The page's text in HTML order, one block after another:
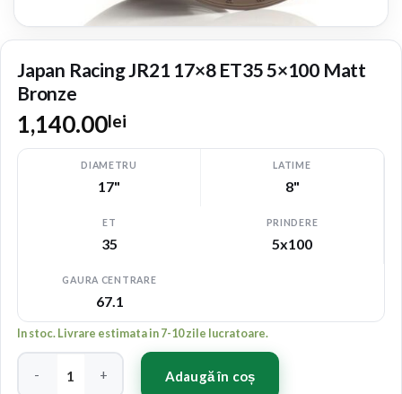
Japan Racing JR21 17×8 ET35 5×100 Matt
Bronze
1,140.00lei
DIAMETRU
17"
LATIME
8"
ET
35
PRINDERE
5x100
GAURA CENTRARE
67.1
In stoc. Livrare estimata in 7-10 zile lucratoare.
Cantitate Japan Racing JR21 17x8 ET35 5x100 Matt Bronze
Adaugă în coș